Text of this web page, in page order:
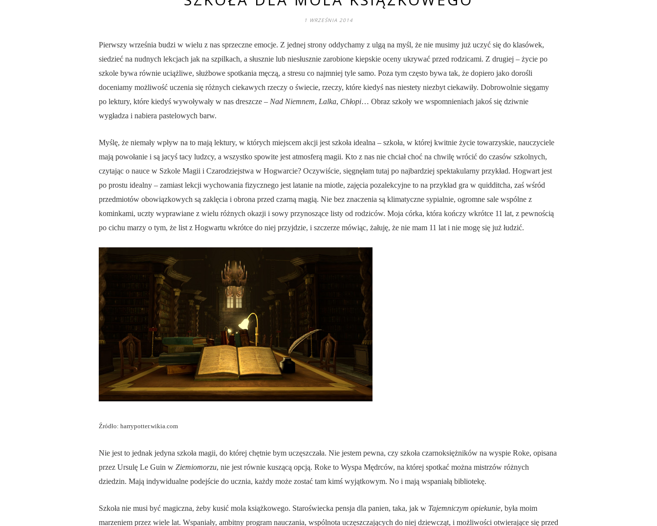
1 WRZEŚNIA 2014
Pierwszy września budzi w wielu z nas sprzeczne emocje. Z jednej strony oddychamy z ulgą na myśl, że nie musimy już uczyć się do klasówek,
siedzieć na nudnych lekcjach jak na szpilkach, a słusznie lub niesłusznie zarobione kiepskie oceny ukrywać przed rodzicami. Z drugiej – życie po
szkole bywa równie uciążliwe, służbowe spotkania męczą, a stresu co najmniej tyle samo. Poza tym często bywa tak, że dopiero jako dorośli
doceniamy możliwość uczenia się różnych ciekawych rzeczy o świecie, rzeczy, które kiedyś nas niestety niezbyt ciekawiły. Dobrowolnie sięgamy
po lektury, które kiedyś wywoływały w nas dreszcze – Nad Niemnem, Lalka, Chłopi… Obraz szkoły we wspomnieniach jakoś się dziwnie
wygładza i nabiera pastelowych barw.
Myślę, że niemały wpływ na to mają lektury, w których miejscem akcji jest szkoła idealna – szkoła, w której kwitnie życie towarzyskie, nauczyciele
mają powołanie i są jacyś tacy ludzcy, a wszystko spowite jest atmosferą magii. Kto z nas nie chciał choć na chwilę wrócić do czasów szkolnych,
czytając o nauce w Szkole Magii i Czarodziejstwa w Hogwarcie? Oczywiście, sięgnęłam tutaj po najbardziej spektakularny przykład. Hogwart jest
po prostu idealny – zamiast lekcji wychowania fizycznego jest latanie na miotle, zajęcia pozalekcyjne to na przykład gra w quidditcha, zaś wśród
przedmiotów obowiązkowych są zaklęcia i obrona przed czarną magią. Nie bez znaczenia są klimatyczne sypialnie, ogromne sale wspólne z
kominkami, uczty wyprawiane z wielu różnych okazji i sowy przynoszące listy od rodziców. Moja córka, która kończy wkrótce 11 lat, z pewnością
po cichu marzy o tym, że list z Hogwartu wkrótce do niej przyjdzie, i szczerze mówiąc, żałuję, że nie mam 11 lat i nie mogę się już łudzić.
Źródło: harrypotter.wikia.com
Nie jest to jednak jedyna szkoła magii, do której chętnie bym uczęszczała. Nie jestem pewna, czy szkoła czarnoksiężników na wyspie Roke, opisana
przez Ursulę Le Guin w Ziemiomorzu, nie jest równie kuszącą opcją. Roke to Wyspa Mędrców, na której spotkać można mistrzów różnych
dziedzin. Mają indywidualne podejście do ucznia, każdy może zostać tam kimś wyjątkowym. No i mają wspaniałą bibliotekę.
Szkoła nie musi być magiczna, żeby kusić mola książkowego. Staroświecka pensja dla panien, taka, jak w Tajemniczym opiekunie, była moim
marzeniem przez wiele lat. Wspaniały, ambitny program nauczania, wspólnota uczęszczających do niej dziewcząt, i możliwości otwierające się przed